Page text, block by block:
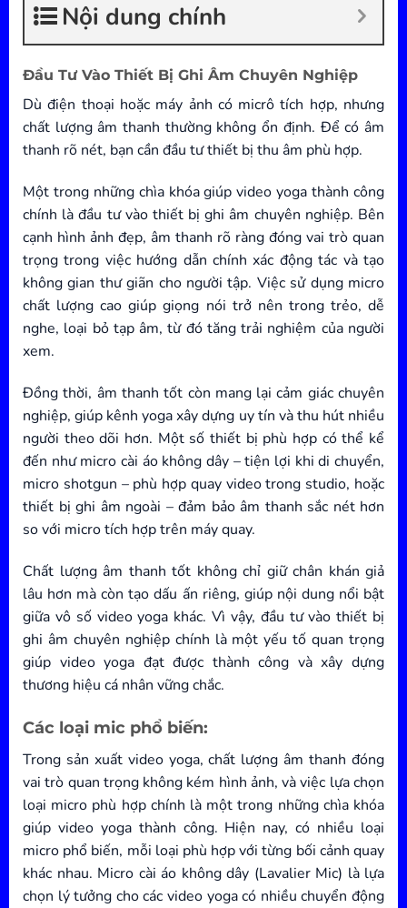
Nội dung chính
Đầu Tư Vào Thiết Bị Ghi Âm Chuyên Nghiệp
Dù điện thoại hoặc máy ảnh có micrô tích hợp, nhưng
chất lượng âm thanh thường không ổn định. Để có âm
thanh rõ nét, bạn cần đầu tư thiết bị thu âm phù hợp.
Một trong những chìa khóa giúp video yoga thành công
chính là đầu tư vào thiết bị ghi âm chuyên nghiệp. Bên
cạnh hình ảnh đẹp, âm thanh rõ ràng đóng vai trò quan
trọng trong việc hướng dẫn chính xác động tác và tạo
không gian thư giãn cho người tập. Việc sử dụng micro
chất lượng cao giúp giọng nói trở nên trong trẻo, dễ
nghe, loại bỏ tạp âm, từ đó tăng trải nghiệm của người
xem.
Đồng thời, âm thanh tốt còn mang lại cảm giác chuyên
nghiệp, giúp kênh yoga xây dựng uy tín và thu hút nhiều
người theo dõi hơn. Một số thiết bị phù hợp có thể kể
đến như micro cài áo không dây – tiện lợi khi di chuyển,
micro shotgun – phù hợp quay video trong studio, hoặc
thiết bị ghi âm ngoài – đảm bảo âm thanh sắc nét hơn
so với micro tích hợp trên máy quay.
Chất lượng âm thanh tốt không chỉ giữ chân khán giả
lâu hơn mà còn tạo dấu ấn riêng, giúp nội dung nổi bật
giữa vô số video yoga khác. Vì vậy, đầu tư vào thiết bị
ghi âm chuyên nghiệp chính là một yếu tố quan trọng
giúp video yoga đạt được thành công và xây dựng
thương hiệu cá nhân vững chắc.
Các loại mic phổ biến:
Trong sản xuất video yoga, chất lượng âm thanh đóng
vai trò quan trọng không kém hình ảnh, và việc lựa chọn
loại micro phù hợp chính là một trong những chìa khóa
giúp video yoga thành công. Hiện nay, có nhiều loại
micro phổ biến, mỗi loại phù hợp với từng bối cảnh quay
khác nhau. Micro cài áo không dây (Lavalier Mic) là lựa
chọn lý tưởng cho các video yoga có nhiều chuyển động